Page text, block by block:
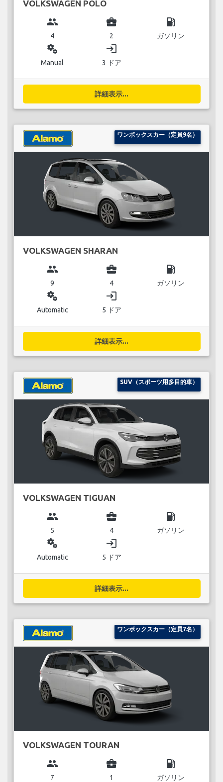
VOLKSWAGEN POLO
group
4
business_center
2
local_gas_station
ガソリン
miscellaneous_services
Manual
login
3 ドア
詳細表示...
ワンボックスカー（定員9名）
VOLKSWAGEN SHARAN
group
9
business_center
4
local_gas_station
ガソリン
miscellaneous_services
Automatic
login
5 ドア
詳細表示...
SUV（スポーツ用多目的車）
VOLKSWAGEN TIGUAN
group
5
business_center
4
local_gas_station
ガソリン
miscellaneous_services
Automatic
login
5 ドア
詳細表示...
ワンボックスカー（定員7名）
VOLKSWAGEN TOURAN
group
7
business_center
1
local_gas_station
ガソリン